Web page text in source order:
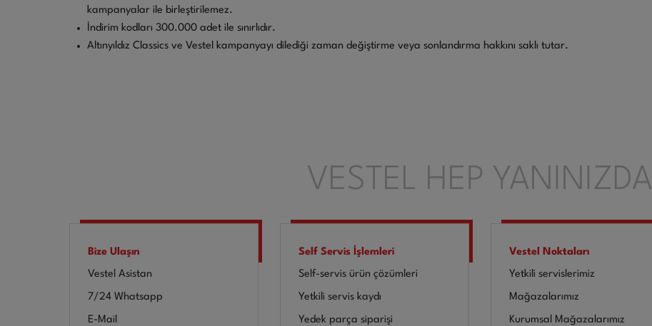
kampanyalar ile birleştirilemez.
İndirim kodları 300.000 adet ile sınırlıdır.
Altınyıldız Classics ve Vestel kampanyayı dilediği zaman değiştirme veya sonlandırma hakkını saklı tutar.
VESTEL HEP YANINIZDA
Bize Ulaşın
Vestel Asistan
7/24 Whatsapp
E-Mail
Self Servis İşlemleri
Self-servis ürün çözümleri
Yetkili servis kaydı
Yedek parça siparişi
Vestel Noktaları
Yetkili servislerimiz
Mağazalarımız
Kurumsal Mağazalarımız